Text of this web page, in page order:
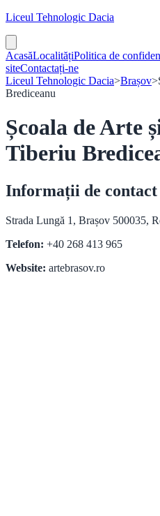
Liceul Tehnologic Dacia
AcasăLocalitățiPolitica de
siteContactați-ne
Liceul Tehnologic Dacia>Brașov>
Brediceanu
Școala de Arte
Tiberiu
Informații de contact
Strada Lungă 1, Brașov 500035,
Telefon: +40 268 413 965
Website: artebrasov.ro